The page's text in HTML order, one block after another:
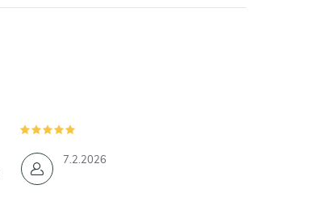
7.2.2026